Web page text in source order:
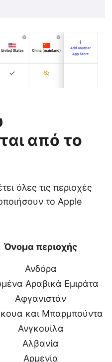
από το
όλες τις περιοχές
το Apple
Όνομα περιοχής
Ανδόρα
Αραβικά Εμιράτα
Αφγανιστάν
και Μπαρμπούντα
Ανγκουίλα
Αλβανία
Αρμενία